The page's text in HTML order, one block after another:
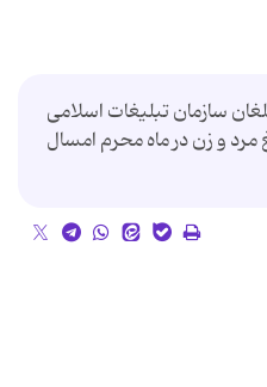
سازمان تبلیغات اسلامی
22 هزار مبلغ مرد و زن در ماه محرم امسال